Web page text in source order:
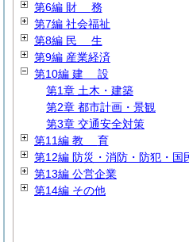
第6編 財 務
第7編 社会福祉
第8編 民 生
第9編 産業経済
第10編 建 設
第1章 土木・建築
第2章 都市計画・景観
第3章 交通安全対策
第11編 教 育
第12編 防災・消防・防犯・国
第13編 公営企業
第14編 その他